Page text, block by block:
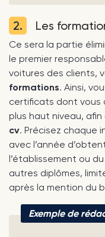
2. Les
Ce sera la partie
le premier
voitures des clients,
formations. Ainsi,
certificats dont vous
plus haut niveau, afin
cv. Précisez chaque
avec l’année
l’établissement ou
autres diplômes,
après la mention du
Exemple de